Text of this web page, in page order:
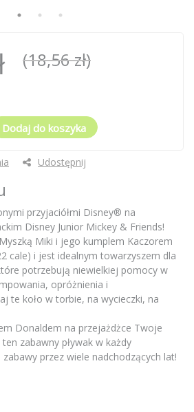
(18,56 zł)
Dodaj do koszyka
Udostępnij
przyjaciółmi Disney® na
Disney Junior Mickey & Friends!
Miki i jego kumplem Kaczorem
cale) i jest idealnym towarzyszem dla
potrzebują niewielkiej pomocy w
opróżnienia i
te koło w torbie, na wycieczki, na
Donaldem na przejażdżce Twoje
zabawny pływak w każdy
przez wiele nadchodzących lat!